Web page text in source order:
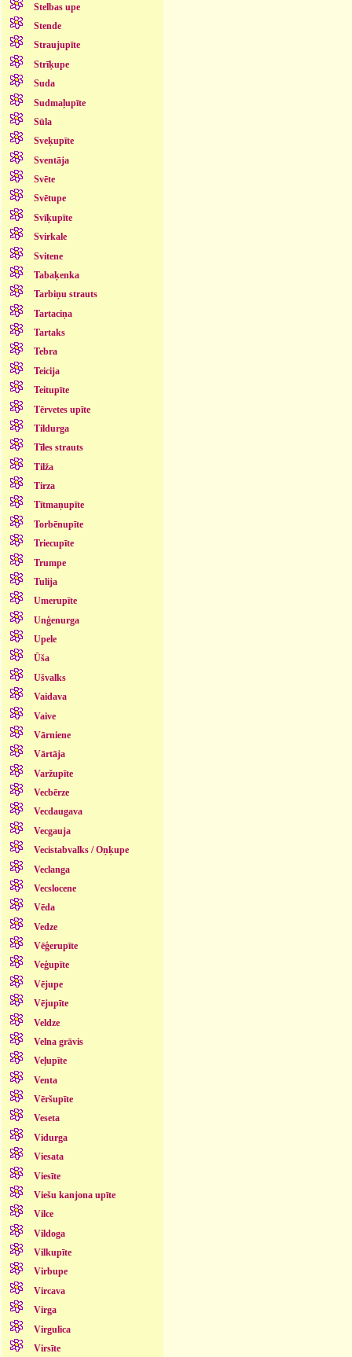
Stelbas upe
Stende
Straujupīte
Strīķupe
Suda
Sudmaļupīte
Sūla
Sveķupīte
Sventāja
Svēte
Svētupe
Svīķupīte
Svirkale
Svitene
Tabaķenka
Tarbiņu strauts
Tartaciņa
Tartaks
Tebra
Teicija
Teitupīte
Tērvetes upīte
Tildurga
Tīles strauts
Tilža
Tirza
Tītmaņupīte
Torbēnupīte
Triecupīte
Trumpe
Tulija
Umerupīte
Unģenurga
Upele
Ūša
Ušvalks
Vaidava
Vaive
Vārniene
Vārtāja
Varžupīte
Vecbērze
Vecdaugava
Vecgauja
Vecistabvalks / Oņķupe
Veclanga
Vecslocene
Vēda
Vedze
Vēģerupīte
Veģupīte
Vējupe
Vējupīte
Veldze
Velna grāvis
Veļupīte
Venta
Vēršupīte
Veseta
Vidurga
Viesata
Viesīte
Viešu kanjona upīte
Vilce
Vildoga
Vilkupīte
Virbupe
Vircava
Virga
Virgulica
Virsīte